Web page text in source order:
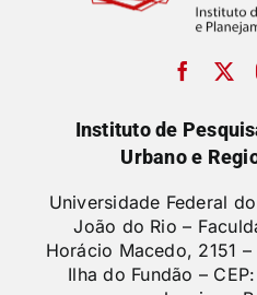
Instituto de
Urbano e
Universidade Federal
João do Rio –
Horácio Macedo, 2151
Ilha do Fundão –